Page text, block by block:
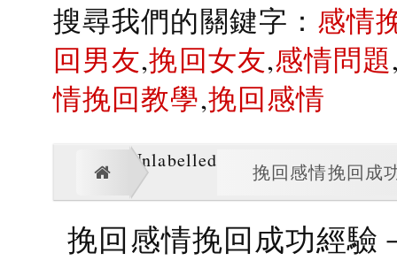
搜尋我們的關鍵字： 感情
回男友,挽回女友,感情問題
情挽回教學,挽回感情
Unlabelled
挽回感情挽回成
挽回感情挽回成功經驗